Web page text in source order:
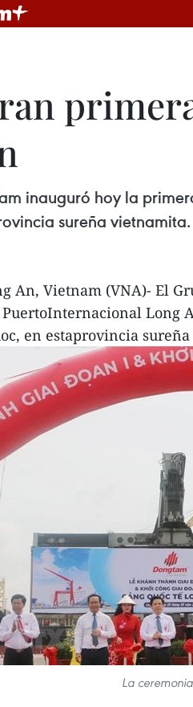
inauguró hoy la
sureña vietnamita.
An, Vietnam (VNA)- El
Long
en estaprovincia
La